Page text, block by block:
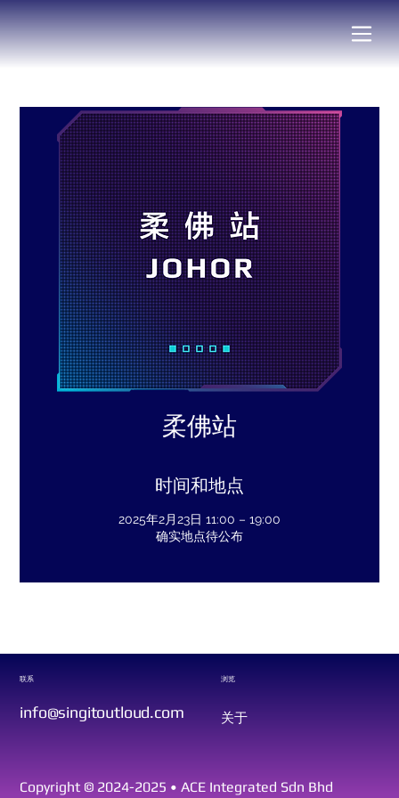
柔佛站
时间和地点
2025年2月23日 11:00 – 19:00
确实地点待公布
联系
info@singitoutloud.com
浏览
关于
Copyright © 2024-2025 • ACE Integrated Sdn Bhd